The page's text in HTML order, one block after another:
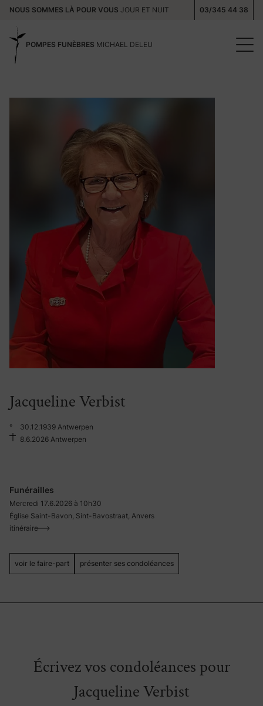
NOUS SOMMES LÀ POUR VOUS JOUR ET NUIT 03/345 44 38
POMPES FUNÈBRES MICHAEL DELEU
Jacqueline Verbist
°
30.12.1939 Antwerpen
8.6.2026 Antwerpen
Funérailles
Mercredi 17.6.2026 à 10h30
Église Saint-Bavon, Sint-Bavostraat, Anvers
itinéraire
voir le faire-part présenter ses condoléances
Écrivez vos condoléances pour
Jacqueline Verbist